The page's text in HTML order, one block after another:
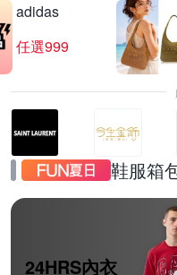
adidas
任選999
鞋服箱
24HRS內衣